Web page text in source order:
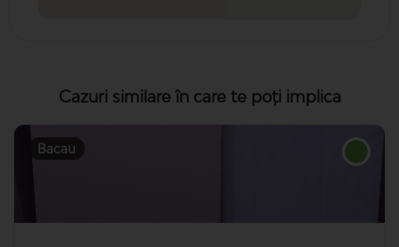
Cazuri similare în care te poți implica